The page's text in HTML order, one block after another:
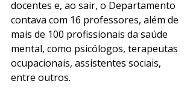
docentes e, ao sair, o Departamento
contava com 16 professores, além de
mais de 100 profissionais da saúde
mental, como psicólogos, terapeutas
ocupacionais, assistentes sociais,
entre outros.